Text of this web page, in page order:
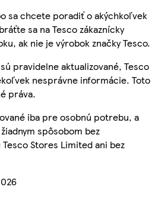
sa chcete poradiť o akýchkoľvek
sa na Tesco zákaznícky
ak nie je výrobok značky Tesco.
pravidelne aktualizované, Tesco
nesprávne informácie. Toto
práva.
iba pre osobnú potrebu, a
spôsobom bez
Stores Limited ani bez